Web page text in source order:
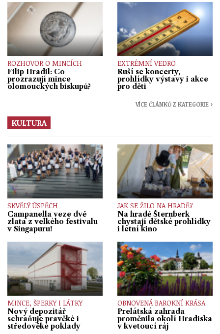
ROZHOVOR O MINCÍCH
Filip Hradil: Co
prozrazují mince
olomouckých biskupů?
EXTRÉMNÍ VEDRO
Ruší se koncerty,
prohlídky výstavy i akce
pro děti
VÍCE ČLÁNKŮ Z KATEGORIE ›
KULTURA
SKVĚLÝ ÚSPĚCH
Campanella veze dvě
zlata z velkého festivalu
v Singapuru!
JAK SE ŽILO NA HRADĚ?
Na hradě Šternberk
chystají dětské prohlídky
i letní kino
MINCE, ŠPERKY I LÁTKY
Nový depozitář
schraňuje pravěké i
středověké poklady
OBNOVENÁ BAROKNÍ KRÁSA
Prelátská zahrada
proměnila okolí Hradiska
v kvetoucí ráj